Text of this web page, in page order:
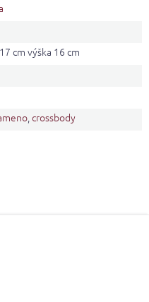
cm výška 16 cm
,crossbody